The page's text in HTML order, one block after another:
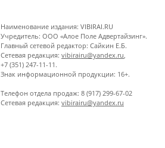
Наименование издания: VIBIRAI.RU
Учредитель: ООО «Алое Поле Адвертайзинг».
Главный сетевой редактор: Сайкин Е.Б.
Сетевая редакция: vibirairu@yandex.ru
+7 (351) 247-11-11.
Знак информационной продукции: 16+.
Телефон отдела продаж: 8 (917) 299-67-02
Сетевая редакция: vibirairu@yandex.ru